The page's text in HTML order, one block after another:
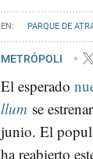
PARQUE DE
METRÓPOLI
El esperado
llum se
junio. El
ha reabierto